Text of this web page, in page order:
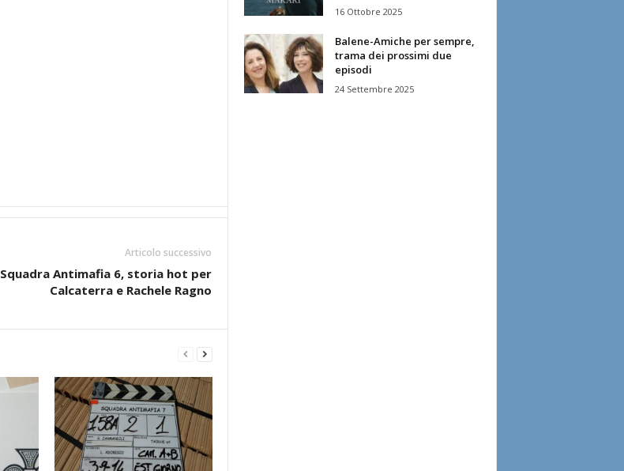
Articolo successivo
Squadra Antimafia 6, storia hot per
Calcaterra e Rachele Ragno
16 Ottobre 2025
Balene-Amiche per sempre,
trama dei prossimi due
episodi
24 Settembre 2025